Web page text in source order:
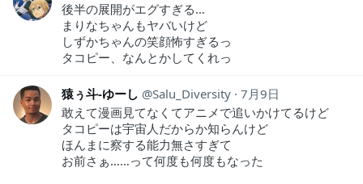
後半の展開がエグすぎる…
まりなちゃんもヤバいけど
しずかちゃんの笑顔怖すぎるっ
タコピー、なんとかしてくれっ
猿ぅ斗-ゆーし Salu_Diversity 7月9日
敢えて漫画見てなくてアニメで追いかけてるけど
タコピーは宇宙人だからか知らんけど
ほんまに察する能力無さすぎて
お前さぁ……って何度も何度もなった